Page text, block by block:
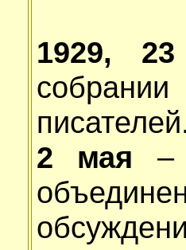
1929,
2 мая –